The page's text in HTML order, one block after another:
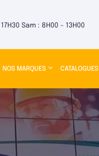
Sam : 8H00 – 13H00
NOS MARQUES CATALOGUES